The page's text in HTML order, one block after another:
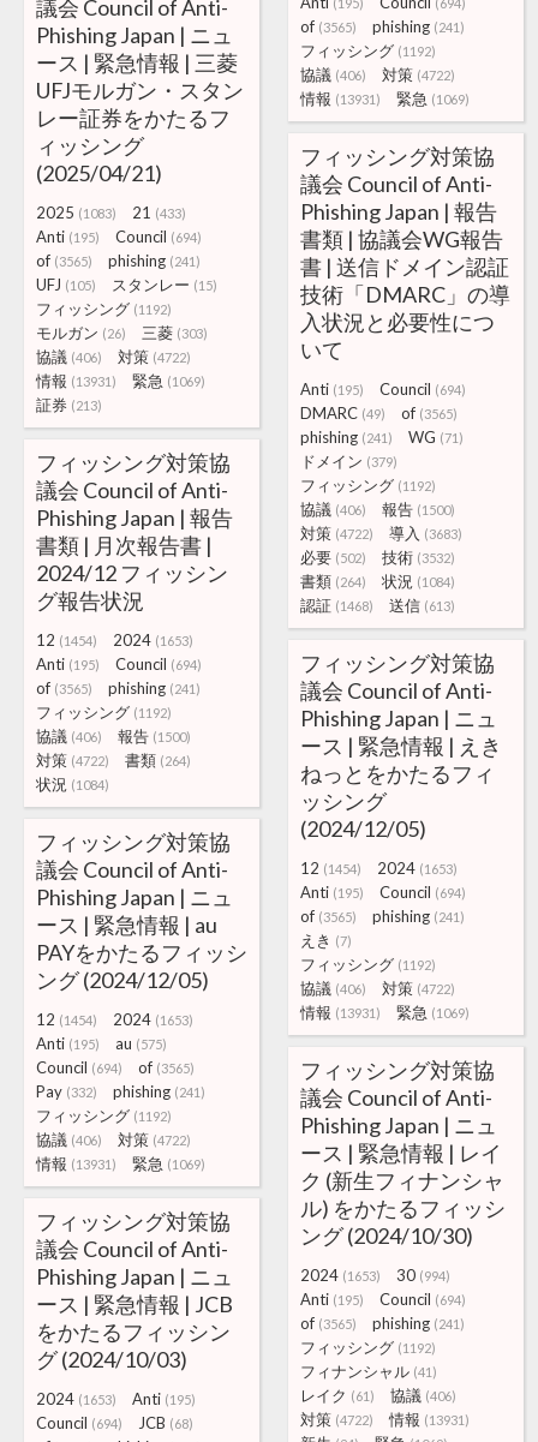
of (3565) phishing (241)
フィッシング (1192)
協議 (406) 対策 (4722)
情報 (13931) 緊急 (1069)
議会 Council of Anti-
Phishing Japan | ニュ
ース | 緊急情報 | 三菱
UFJモルガン・スタン
レー証券をかたるフ
ィッシング
(2025/04/21)
2025 (1083) 21 (433)
Anti (195) Council (694)
of (3565) phishing (241)
UFJ (105) スタンレー (15)
フィッシング (1192)
モルガン (26) 三菱 (303)
協議 (406) 対策 (4722)
情報 (13931) 緊急 (1069)
証券 (213)
フィッシング対策協
議会 Council of Anti-
Phishing Japan | 報告
書類 | 協議会WG報告
書 | 送信ドメイン認証
技術「DMARC」の導
入状況と必要性につ
いて
Anti (195) Council (694)
DMARC (49) of (3565)
phishing (241) WG (71)
ドメイン (379)
フィッシング (1192)
協議 (406) 報告 (1500)
対策 (4722) 導入 (3683)
必要 (502) 技術 (3532)
書類 (264) 状況 (1084)
認証 (1468) 送信 (613)
フィッシング対策協
議会 Council of Anti-
Phishing Japan | 報告
書類 | 月次報告書 |
2024/12 フィッシン
グ報告状況
12 (1454) 2024 (1653)
Anti (195) Council (694)
of (3565) phishing (241)
フィッシング (1192)
協議 (406) 報告 (1500)
対策 (4722) 書類 (264)
状況 (1084)
フィッシング対策協
議会 Council of Anti-
Phishing Japan | ニュ
ース | 緊急情報 | えき
ねっとをかたるフィ
ッシング
(2024/12/05)
12 (1454) 2024 (1653)
Anti (195) Council (694)
of (3565) phishing (241)
えき (7)
フィッシング (1192)
協議 (406) 対策 (4722)
情報 (13931) 緊急 (1069)
フィッシング対策協
議会 Council of Anti-
Phishing Japan | ニュ
ース | 緊急情報 | au
PAYをかたるフィッシ
ング (2024/12/05)
12 (1454) 2024 (1653)
Anti (195) au (575)
Council (694) of (3565)
Pay (332) phishing (241)
フィッシング (1192)
協議 (406) 対策 (4722)
情報 (13931) 緊急 (1069)
フィッシング対策協
議会 Council of Anti-
Phishing Japan | ニュ
ース | 緊急情報 | レイ
ク (新生フィナンシャ
ル) をかたるフィッシ
ング (2024/10/30)
2024 (1653) 30 (994)
Anti (195) Council (694)
of (3565) phishing (241)
フィッシング (1192)
フィナンシャル (41)
レイク (61) 協議 (406)
対策 (4722) 情報 (13931)
フィッシング対策協
議会 Council of Anti-
Phishing Japan | ニュ
ース | 緊急情報 | JCB
をかたるフィッシン
グ (2024/10/03)
2024 (1653) Anti (195)
Council (694) JCB (68)